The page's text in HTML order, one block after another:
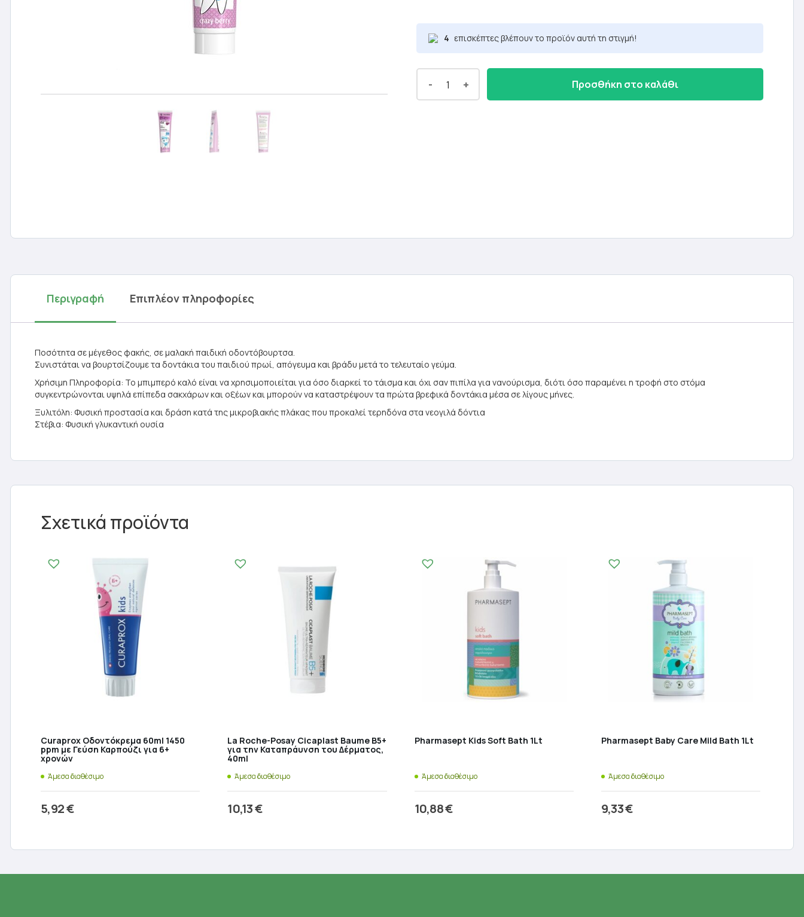
4 επισκέπτες βλέπουν το προϊόν αυτή τη στιγμή!
- + Προσθήκη στο καλάθι
Περιγραφή Επιπλέον πληροφορίες
Ποσότητα σε μέγεθος φακής, σε μαλακή παιδική οδοντόβουρτσα.
Συνιστάται να βουρτσίζουμε τα δοντάκια του παιδιού πρωί, απόγευμα και βράδυ μετά το τελευταίο γεύμα.
Χρήσιμη Πληροφορία: Το μπιμπερό καλό είναι να χρησιμοποιείται για όσο διαρκεί το τάισμα και όχι σαν πιπίλα για νανούρισμα, διότι όσο παραμένει η τροφή στο στόμα
συγκεντρώνονται υψηλά επίπεδα σακχάρων και οξέων και μπορούν να καταστρέψουν τα πρώτα βρεφικά δοντάκια μέσα σε λίγους μήνες.
Ξυλιτόλη: Φυσική προστασία και δράση κατά της μικροβιακής πλάκας που προκαλεί τερηδόνα στα νεογιλά δόντια
Στέβια: Φυσική γλυκαντική ουσία
Σχετικά προϊόντα
Curaprox Οδοντόκρεμα 60ml 1450
ppm με Γεύση Καρπούζι για 6+
χρονών
Άμεσα διαθέσιμο
5,92€
La Roche-Posay Cicaplast Baume B5+
για την Καταπράυνση του Δέρματος,
40ml
Άμεσα διαθέσιμο
10,13€
Pharmasept Kids Soft Bath 1Lt
Άμεσα διαθέσιμο
10,88€
Pharmasept Baby Care Mild Bath 1Lt
Άμεσα διαθέσιμο
9,33€